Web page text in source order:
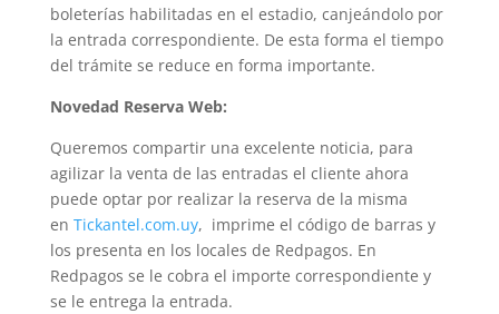
boleterías habilitadas en el estadio, canjeándolo por
la entrada correspondiente. De esta forma el tiempo
del trámite se reduce en forma importante.
Novedad Reserva Web:
Queremos compartir una excelente noticia, para
agilizar la venta de las entradas el cliente ahora
puede optar por realizar la reserva de la misma
en Tickantel.com.uy, imprime el código de barras y
los presenta en los locales de Redpagos. En
Redpagos se le cobra el importe correspondiente y
se le entrega la entrada.